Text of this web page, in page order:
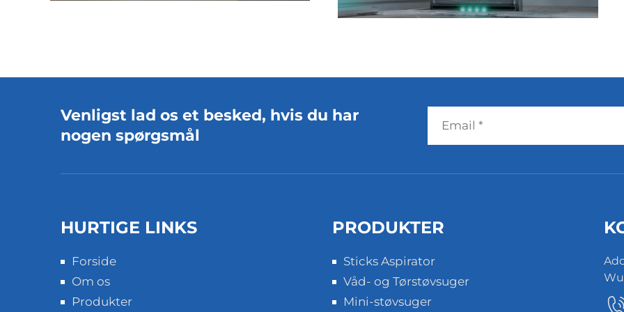
med...
har et stabilt offline
tilføje en linje af støvsugere, specifikt
Venligst lad os et besked, hvis du har
nogen spørgsmål
HURTIGE LINKS
Forside
Om os
Produkter
PRODUKTER
Sticks Aspirator
Våd- og Tørstøvsuger
Mini-støvsuger